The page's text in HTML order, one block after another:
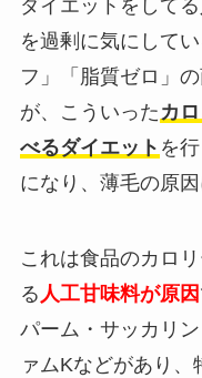
ダイエットをして
を過剰に気にして
フ」「脂質ゼロ」
が、こういった カ
べるダイエット を
になり、薄毛の原
これは食品のカロ
る 人工甘味料が原因
パーム・サッカリ
ァムKなどがあり